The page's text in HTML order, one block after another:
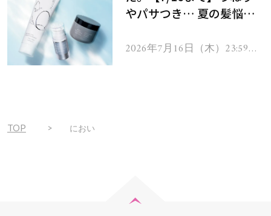
やパサつき… 夏の髪悩み
ムを13名様にプレゼン
2026年7月16日（木）23:59ま
TOP におい